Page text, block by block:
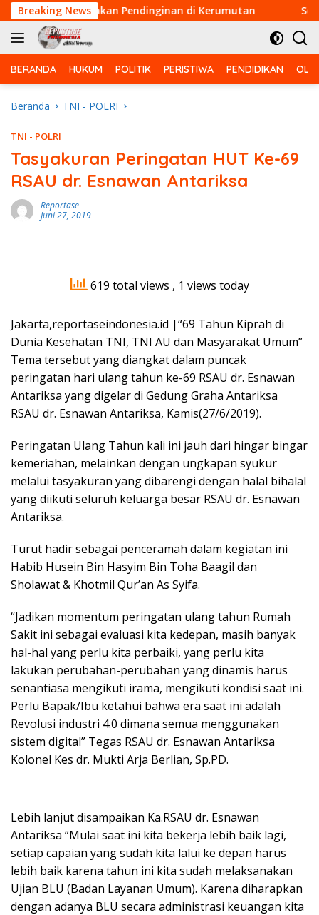
Langsung
ke
konten
Breaking News
Laksanakan Pendinginan di Kerumutan Serda
BERANDA HUKUM POLITIK PERISTIWA PENDIDIKAN
Beranda TNI - POLRI
TNI - POLRI
Tasyakuran Peringatan HUT Ke-69
RSAU dr. Esnawan Antariksa
Reportase
Juni 27, 2019
619 total views , 1 views today
Jakarta,reportaseindonesia.id |“69 Tahun Kiprah di
Dunia Kesehatan TNI, TNI AU dan Masyarakat Umum”
Tema tersebut yang diangkat dalam puncak
peringatan hari ulang tahun ke-69 RSAU dr. Esnawan
Antariksa yang digelar di Gedung Graha Antariksa
RSAU dr. Esnawan Antariksa, Kamis(27/6/2019).
Peringatan Ulang Tahun kali ini jauh dari hingar bingar
kemeriahan, melainkan dengan ungkapan syukur
melalui tasyakuran yang dibarengi dengan halal bihalal
yang diikuti seluruh keluarga besar RSAU dr. Esnawan
Antariksa.
Turut hadir sebagai penceramah dalam kegiatan ini
Habib Husein Bin Hasyim Bin Toha Baagil dan
Sholawat & Khotmil Qur’an As Syifa.
“Jadikan momentum peringatan ulang tahun Rumah
Sakit ini sebagai evaluasi kita kedepan, masih banyak
hal-hal yang perlu kita perbaiki, yang perlu kita
lakukan perubahan-perubahan yang dinamis harus
senantiasa mengikuti irama, mengikuti kondisi saat ini.
Perlu Bapak/Ibu ketahui bahwa era saat ini adalah
Revolusi industri 4.0 dimana semua menggunakan
sistem digital” Tegas RSAU dr. Esnawan Antariksa
Kolonel Kes dr. Mukti Arja Berlian, Sp.PD.
Lebih lanjut disampaikan Ka.RSAU dr. Esnawan
Antariksa “Mulai saat ini kita bekerja lebih baik lagi,
setiap capaian yang sudah kita lalui ke depan harus
lebih baik karena tahun ini kita sudah melaksanakan
Ujian BLU (Badan Layanan Umum). Karena diharapkan
dengan adanya BLU secara administrasi keuangan kita